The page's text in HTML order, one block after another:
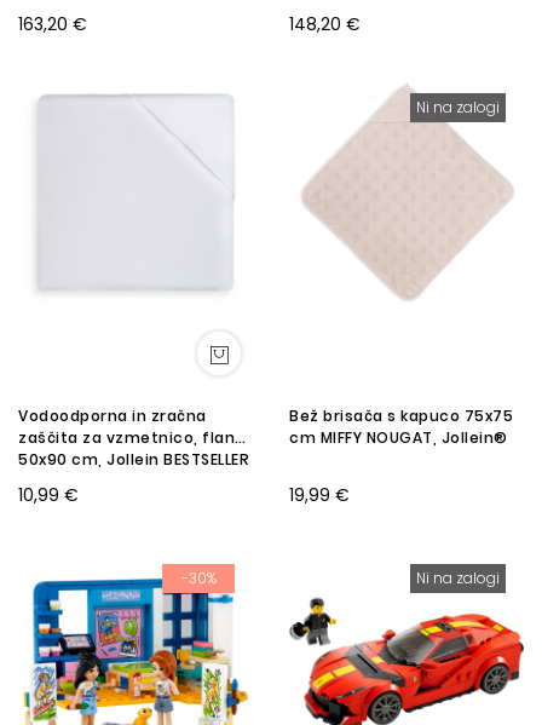
163,20 € 148,20 €
Vodoodporna in zračna
zaščita za vzmetnico, flanel
50x90 cm, Jollein BESTSELLER
10,99 €
Ni na zalogi
Bež brisača s kapuco 75x75
cm MIFFY NOUGAT, Jollein®
19,99 €
-30% Ni na zalogi